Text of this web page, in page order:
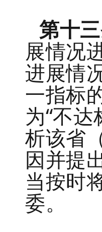
第十
展情况
进展情
一指标
为“不
析该省
因并提
当按时
委。